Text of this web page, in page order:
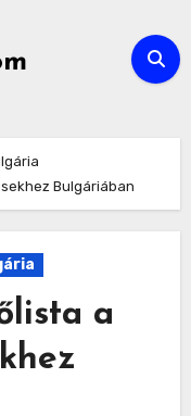
Bulgáriában
a